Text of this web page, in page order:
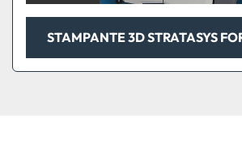
STAMPANTE 3D STRATASYS